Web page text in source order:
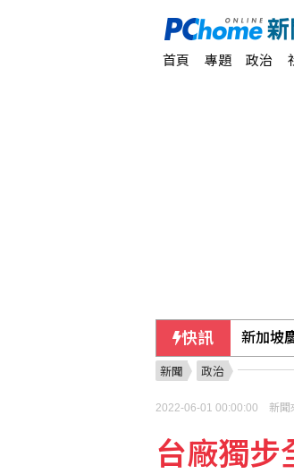
首頁 專題 政治
快訊 台糖：
陸勤部
新聞 政治
2022-06-01 00:00:00 新聞
台廠獨步